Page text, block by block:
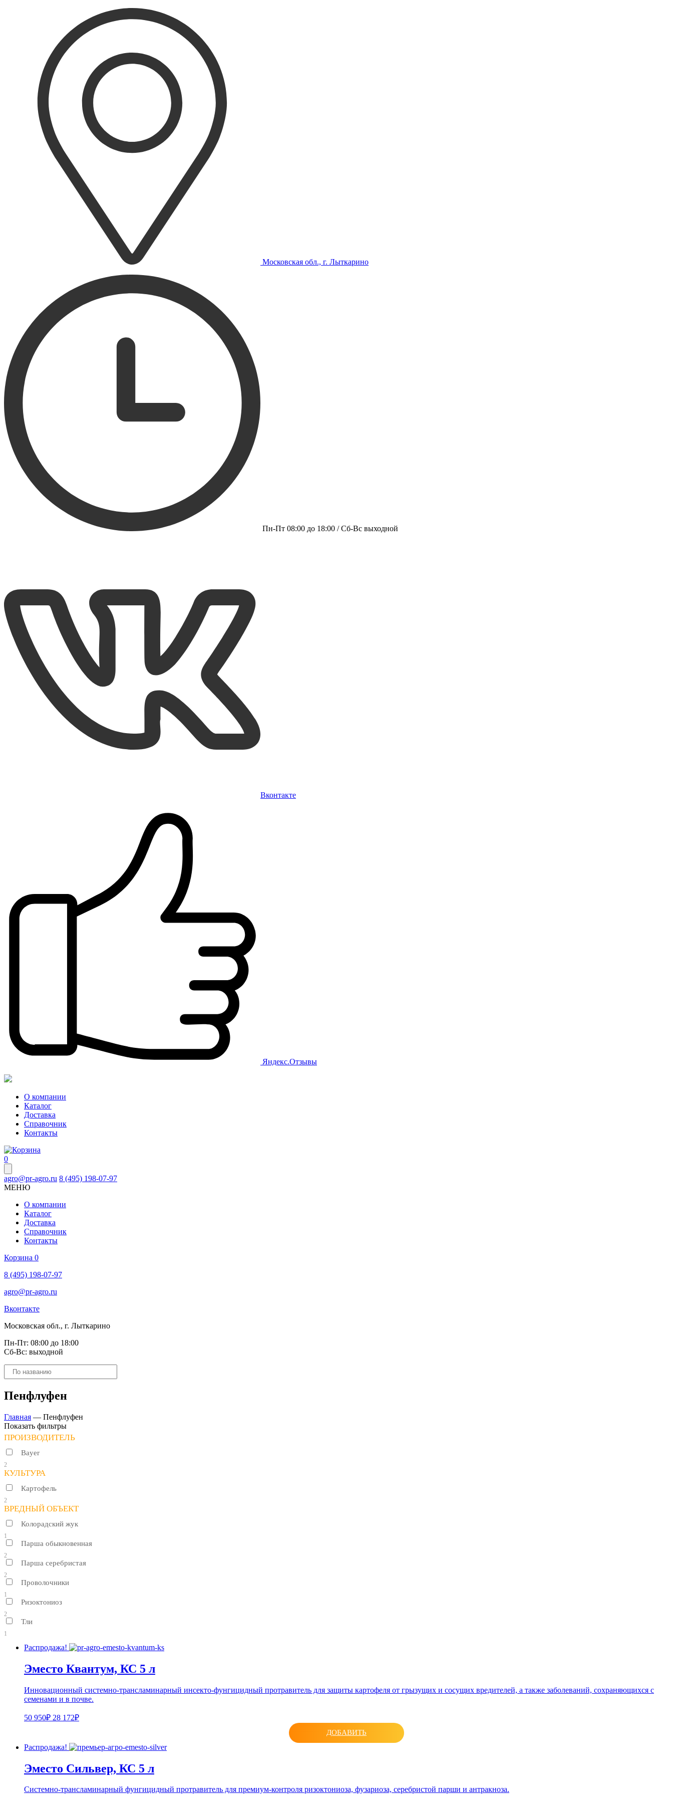
Московская обл., г. Лыткарино
Пн-Пт 08:00 до 18:00 / Сб-Вс выходной
Вконтакте
Яндекс.Отзывы
О компании
Каталог
Доставка
Справочник
Контакты
0
agro@pr-agro.ru 8 (495) 198-07-97
МЕНЮ
О компании
Каталог
Доставка
Справочник
Контакты
Корзина 0
8 (495) 198-07-97
agro@pr-agro.ru
Вконтакте
Московская обл., г. Лыткарино
Пн-Пт: 08:00 до 18:00
Сб-Вс: выходной
Поиск
товаров
Пенфлуфен
Главная — Пенфлуфен
Показать фильтры
ПРОИЗВОДИТЕЛЬ
Bayer
2
КУЛЬТУРА
Картофель
2
ВРЕДНЫЙ ОБЪЕКТ
Колорадский жук
1
Парша обыкновенная
2
Парша серебристая
2
Проволочники
1
Ризоктониоз
2
Тли
1
Распродажа!
Эместо Квантум, КС 5 л
Инновационный системно-трансламинарный инсекто-фунгицидный протравитель для защиты картофеля от грызущих и сосущих вредителей, а также заболеваний, сохраняющихся с
семенами и в почве.
50 950₽ 28 172₽
ДОБАВИТЬ
Распродажа!
Эместо Сильвер, КС 5 л
Сиcтемно-трансламинарный фунгицидный протравитель для премиум-контроля ризоктониоза, фузариоза, серебристой парши и антракноза.